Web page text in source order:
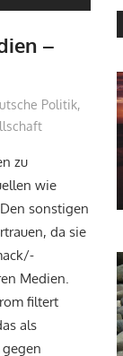
–
Politik,
zu
wie
sonstigen
da sie
Medien.
filtert
als